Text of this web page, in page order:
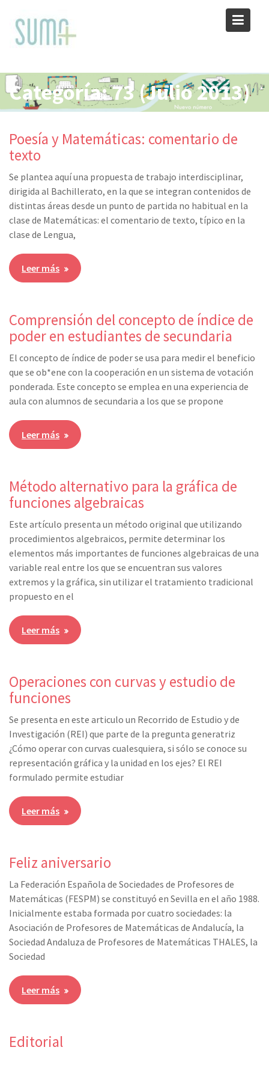
content
Categoría:73 (Julio 2013)
Poesía y Matemáticas: comentario de
texto
Se plantea aquí una propuesta de trabajo interdisciplinar,
dirigida al Bachillerato, en la que se integran contenidos de
distintas áreas desde un punto de partida no habitual en la
clase de Matemáticas: el comentario de texto, típico en la
clase de Lengua,
Leer más
Comprensión del concepto de índice de
poder en estudiantes de secundaria
El concepto de índice de poder se usa para medir el beneficio
que se ob*ene con la cooperación en un sistema de votación
ponderada. Este concepto se emplea en una experiencia de
aula con alumnos de secundaria a los que se propone
Leer más
Método alternativo para la gráfica de
funciones algebraicas
Este artículo presenta un método original que utilizando
procedimientos algebraicos, permite determinar los
elementos más importantes de funciones algebraicas de una
variable real entre los que se encuentran sus valores
extremos y la gráfica, sin utilizar el tratamiento tradicional
propuesto en el
Leer más
Operaciones con curvas y estudio de
funciones
Se presenta en este articulo un Recorrido de Estudio y de
Investigación (REI) que parte de la pregunta generatriz
¿Cómo operar con curvas cualesquiera, si sólo se conoce su
representación gráfica y la unidad en los ejes? El REI
formulado permite estudiar
Leer más
Feliz aniversario
La Federación Española de Sociedades de Profesores de
Matemáticas (FESPM) se constituyó en Sevilla en el año 1988.
Inicialmente estaba formada por cuatro sociedades: la
Asociación de Profesores de Matemáticas de Andalucía, la
Sociedad Andaluza de Profesores de Matemáticas THALES, la
Sociedad
Leer más
Editorial